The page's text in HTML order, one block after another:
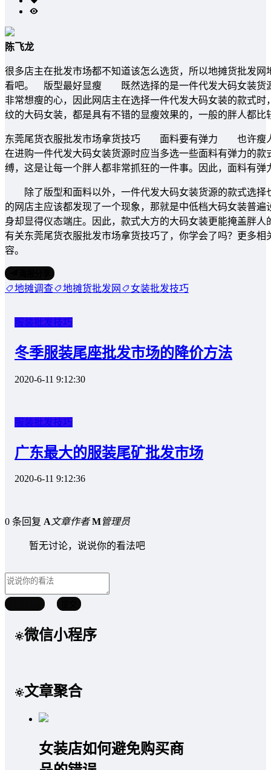
陈飞龙
很多店主在批发市场都不知道该怎么选货，所以地摊货批发
看吧。 版型最好显瘦 既然选择的是一件代发大码女装货源
非常想瘦的心，因此网店主在选择一件代发大码女装的款式
纹的大码女装，都是具有不错的显瘦效果的，一般的胖人都比
东莞尾货衣服批发市场拿货技巧 面料要有弹力 也许瘦人
在进购一件代发大码女装货源时应当多选一些面料有弹力的
缚，这是让每一个胖人都非常抓狂的一件事。因此，面料
除了版型和面料以外，一件代发大码女装货源的款式选择
的网店主应该都发现了一个现象，那就是中低档大码女装普
身却显得仪态端庄。因此，款式大方的大码女装更能掩盖胖
有关东莞尾货衣服批发市场拿货技巧了，你学会了吗？更多
容。
地摊调查 地摊货批发网 女装批发技巧
服装批发技巧
冬季服装尾座批发市场的降价方法
2020-6-11 9:12:30
服装批发技巧
广东最大的服装尾矿批发市场
2020-6-11 9:12:36
0 条回复 A文章作者 M管理员
暂无讨论，说说你的看法吧
微信小程序
文章聚合
女装店如何避免购买商